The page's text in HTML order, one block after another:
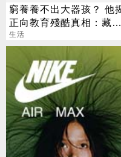
窮養養不出大器孩？ 他揭
正向教育殘酷真相：藏了
「階級緩衝墊」
生活